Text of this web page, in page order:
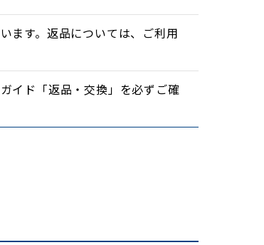
いう人も多いのではないでしょう
ます。返品については、ご利用
イド「返品・交換」を必ずご確